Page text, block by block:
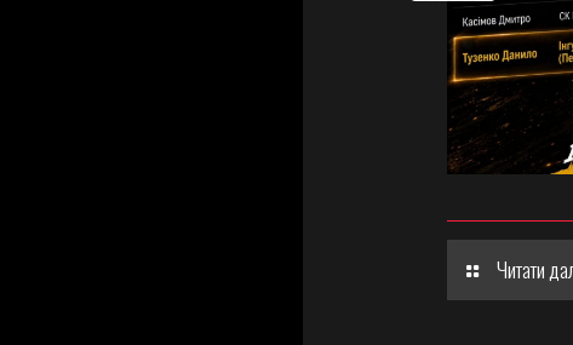
Читати